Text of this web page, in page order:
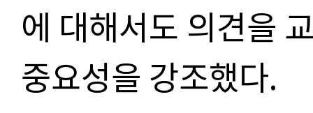
에 대해서도 의견을
중요성을 강조했다.